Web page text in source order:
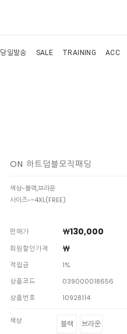
당일발송 SALE TRAINING ACC
ON 하트덤블모직패딩
색상-블랙,브라운
사이즈-~4XL(FREE)
판매가 ￦130,000
회원할인가격 ￦
적립금
1%
상품코드
039000018656
상품번호
10928114
색상 블랙 브라운